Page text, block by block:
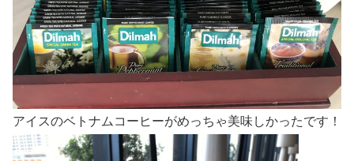
アイスのベトナムコーヒーがめっちゃ美味しかったです！